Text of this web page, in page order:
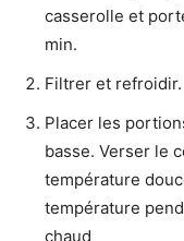
casserolle et
min.
Filtrer et refroidir.
Placer les
basse. Verser le
température
température
chaud